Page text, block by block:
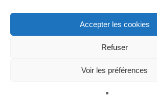
Accepter les cookies
Refuser
Voir les préférences